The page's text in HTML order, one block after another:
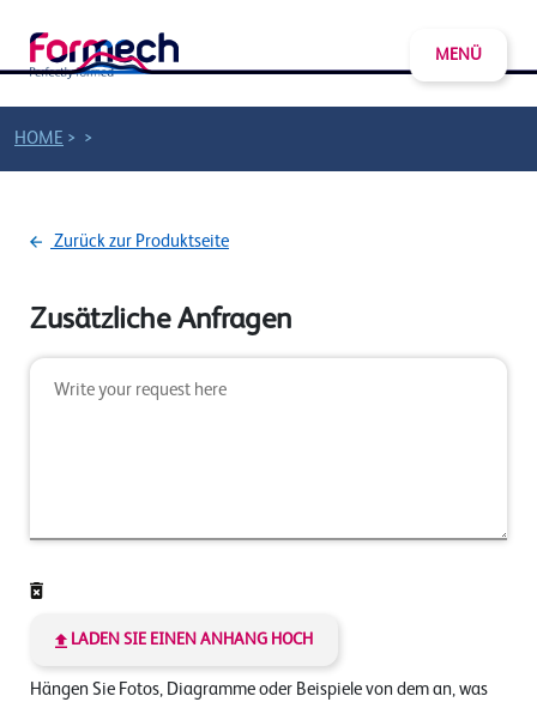
MENÜ
HOME > >
Zurück zur Produktseite
Zusätzliche Anfragen
LADEN SIE EINEN ANHANG HOCH
Hängen Sie Fotos, Diagramme oder Beispiele von dem an, was